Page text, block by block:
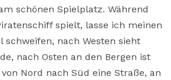
schönen Spielplatz. Während
spielt, lasse ich meinen
schweifen, nach Westen sieht
nach Osten an den Bergen ist
Nord nach Süd eine Straße, an